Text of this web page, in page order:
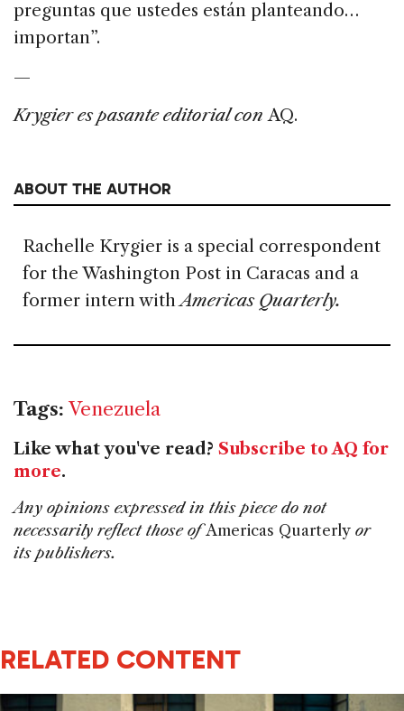
preguntas que ustedes están planteando…
importan”.
—
Krygier es pasante editorial conAQ.
ABOUT THE AUTHOR
Rachelle Krygier is a special correspondent
for the Washington Post in Caracas and a
former intern withAmericas Quarterly.
Tags: Venezuela
Like what you've read? Subscribe to AQ for
more.
Any opinions expressed in this piece do not
necessarily reflect those ofAmericas Quarterly or
its publishers.
RELATED CONTENT